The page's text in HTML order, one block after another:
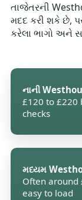
તાજેતરની
મદદ કરી શકે છે,
કરેલા ભાગો અને
નાની
£120 to £220
checks
મધ્યમ
Often around
easy to load